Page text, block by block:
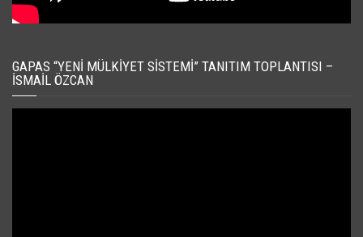
GAPAS “YENI MÜLKIYET SISTEMI” TANITIM TOPLANTISI –
İSMAIL ÖZCAN